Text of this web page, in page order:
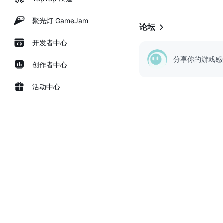
聚光灯 GameJam
开发者中心
创作者中心
活动中心
论坛
分享你的游戏